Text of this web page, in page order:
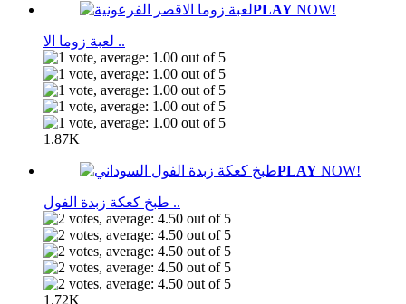
PLAY NOW!
لعبة زوما الا ..
1.87K
PLAY NOW!
طبخ كعكة زبدة الفول ..
1.72K